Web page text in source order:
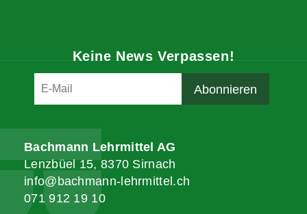
Keine News Verpassen!
Bachmann Lehrmittel AG
Lenzbüel 15, 8370 Sirnach
info@bachmann-lehrmittel.ch
071 912 19 10